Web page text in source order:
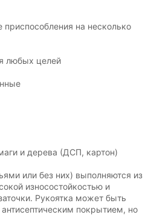
на несколько
любых целей
и дерева (ДСП, картон)
или без них) выполняются из
износостойкостью и
Рукоятка может быть
покрытием, но